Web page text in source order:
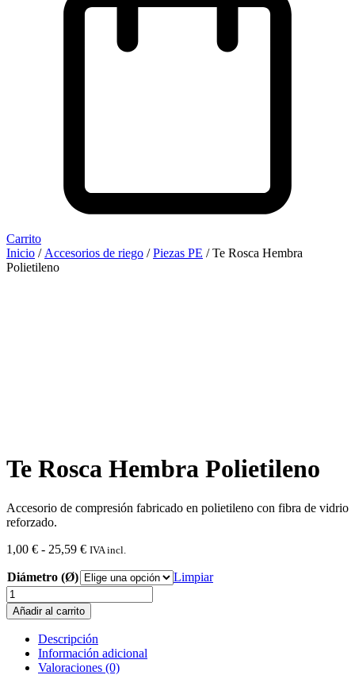
Carrito
Inicio / Accesorios de riego /Piezas PE / Te Rosca Hembra
Polietileno
Te Rosca Hembra Polietileno
Accesorio de compresión fabricado en polietileno con fibra de vidrio
reforzado.
1,00 € - 25,59 €Rango
precios:
desde
1,00 €
hasta
25,59 €
IVA incl.
Diámetro (Ø)
Limpiar
Te
Rosca
Hembra
Polietileno
cantidad
Añadir al carrito
Descripción
Información adicional
Valoraciones (0)